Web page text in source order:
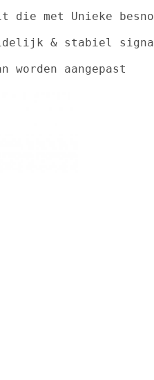
met Unieke
& stabiel
worden aangepast